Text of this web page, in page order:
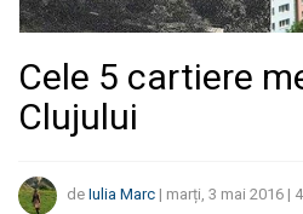
Cele 5 cartiere
Clujului
de Iulia Marc | marți, 3 mai 2016 | 4